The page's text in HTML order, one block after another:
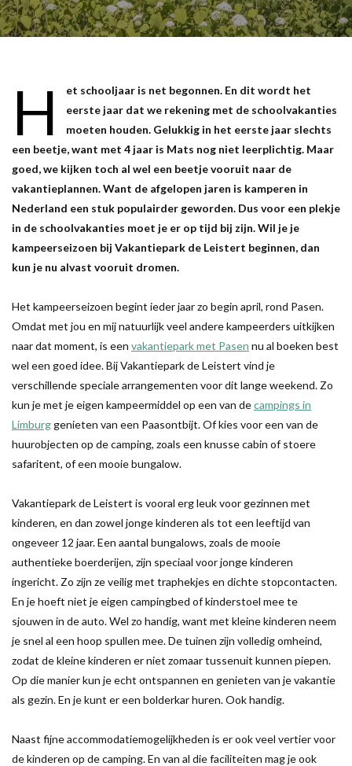
H
et schooljaar is net begonnen. En dit wordt het
eerste jaar dat we rekening met de schoolvakanties
moeten houden. Gelukkig in het eerste jaar slechts
een beetje, want met 4 jaar is Mats nog niet leerplichtig. Maar
goed, we kijken toch al wel een beetje vooruit naar de
vakantieplannen. Want de afgelopen jaren is kamperen in
Nederland een stuk populairder geworden. Dus voor een plekje
in de schoolvakanties moet je er op tijd bij zijn. Wil je je
kampeerseizoen bij Vakantiepark de Leistert beginnen, dan
kun je nu alvast vooruit dromen.
Het kampeerseizoen begint ieder jaar zo begin april, rond Pasen.
Omdat met jou en mij natuurlijk veel andere kampeerders uitkijken
naar dat moment, is een vakantiepark met Pasen nu al boeken best
wel een goed idee. Bij Vakantiepark de Leistert vind je
verschillende speciale arrangementen voor dit lange weekend. Zo
kun je met je eigen kampeermiddel op een van decampings in
Limburggenieten van een Paasontbijt. Of kies voor een van de
huurobjecten op de camping, zoals een knusse cabin of stoere
safaritent, of een mooie bungalow.
Vakantiepark de Leistert is vooral erg leuk voor gezinnen met
kinderen, en dan zowel jonge kinderen als tot een leeftijd van
ongeveer 12 jaar. Een aantal bungalows, zoals de mooie
authentieke boerderijen, zijn speciaal voor jonge kinderen
ingericht. Zo zijn ze veilig met traphekjes en dichte stopcontacten.
En je hoeft niet je eigen campingbed of kinderstoel mee te
sjouwen in de auto. Wel zo handig, want met kleine kinderen neem
je snel al een hoop spullen mee. De tuinen zijn volledig omheind,
zodat de kleine kinderen er niet zomaar tussenuit kunnen piepen.
Op die manier kun je echt ontspannen en genieten van je vakantie
als gezin. En je kunt er een bolderkar huren. Ook handig.
Naast fijne accommodatiemogelijkheden is er ook veel vertier voor
de kinderen op de camping. En van al die faciliteiten mag je ook